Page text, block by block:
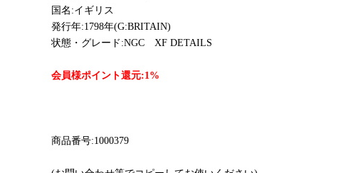
国名:イギリス
発行年:1798年(G:BRITAIN)
状態・グレード:NGC XF DETAILS
会員様ポイント還元:1%
商品番号:1000379